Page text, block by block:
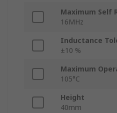
Maximum Self
16MHz
Inductance
±10 %
Maximum
105°C
Height
40mm